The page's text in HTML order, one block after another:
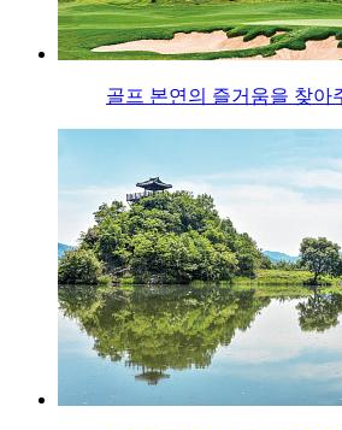
골프 본연의 즐거움을 찾아